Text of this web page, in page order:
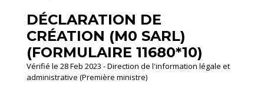
DÉCLARATION DE
CRÉATION (M0 SARL)
(FORMULAIRE 11680*10)
Vérifié le 28 Feb 2023 - Direction de l'information légale et
administrative (Première ministre)